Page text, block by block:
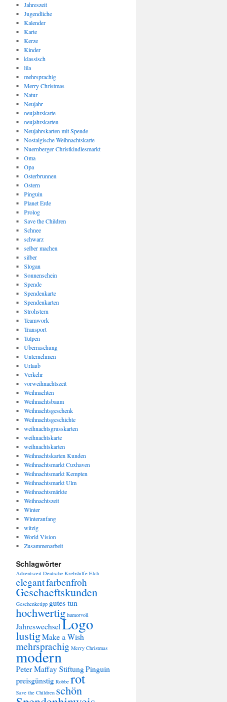
Jahreszeit
Jugendliche
Kalender
Karte
Kerze
Kinder
klassisch
lila
mehrsprachig
Merry Christmas
Natur
Neujahr
neujahrskarte
neujahrskarten
Neujahrskarten mit Spende
Nostalgische Weihnachtskarte
Nuernberger Christkindlesmarkt
Oma
Opa
Osterbrunnen
Ostern
Pinguin
Planet Erde
Prolog
Save the Children
Schnee
schwarz
selber machen
silber
Slogan
Sonnenschein
Spende
Spendenkarte
Spendenkarten
Strohstern
Teamwork
Transport
Tulpen
Überraschung
Unternehmen
Urlaub
Verkehr
vorweihnachtszeit
Weihnachten
Weihnachtsbaum
Weihnachtsgeschenk
Weihnachtsgeschichte
weihnachtsgrusskarten
weihnachtskarte
weihnachtskarten
Weihnachtskarten Kunden
Weihnachtsmarkt Cuxhaven
Weihnachtsmarkt Kempten
Weihnachtsmarkt Ulm
Weihnachtsmärkte
Weihnachtszeit
Winter
Winteranfang
witzig
World Vision
Zusammenarbeit
Schlagwörter
Adventszeit Deutsche Krebshilfe Elch
elegantfarbenfroh
Geschaeftskunden
Geschenketipp gutes tun
hochwertig humorvoll
JahreswechselLogo
lustigMake a Wish
mehrsprachig Merry Christmas
modern
Peter Maffay StiftungPinguin
preisgünstig Robbe rot
Save the Children schön